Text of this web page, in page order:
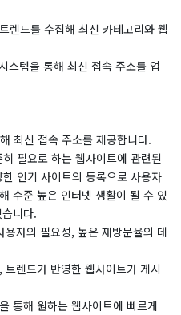
렌드를 수집해 최신 카테고리와 웹
스템을 통해 최신 접속 주소를 업
최신 접속 주소를 제공합니다.
필요로 하는 웹사이트에 관련된
인기 사이트의 등록으로 사용자
수준 높은 인터넷 생활이 될 수 있
니다.
용자의 필요성, 높은 재방문율의 데
트렌드가 반영한 웹사이트가 게시
통해 원하는 웹사이트에 빠르게